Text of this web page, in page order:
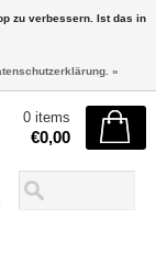
0 items
€0,00
zu verbessern. Ist das in
»